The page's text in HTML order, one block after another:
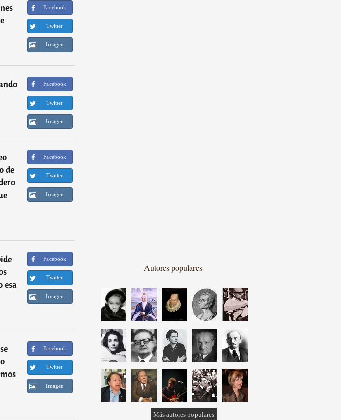
Facebook
Twitter
Imagen
Facebook
Twitter
Imagen
de
Facebook
Twitter
Imagen
esa
Facebook
Twitter
Imagen
Facebook
Twitter
Imagen
Autores populares
Más autores populares